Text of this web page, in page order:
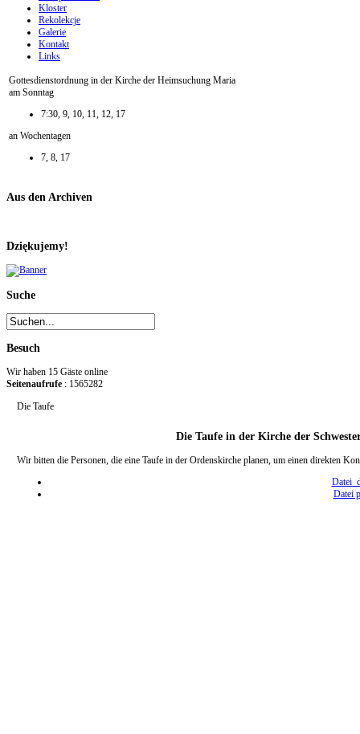
Kloster
Rekolekcje
Galerie
Kontakt
Links
Gottesdienstordnung in der Kirche der Heimsuchung Maria
am Sonntag
7:30, 9, 10, 11, 12, 17
an Wochentagen
7, 8, 17
Aus den Archiven
Dziękujemy!
Suche
Besuch
Wir haben 15 Gäste online
Seitenaufrufe : 1565282
Die Taufe
Die Taufe in der Kirche der
Wir bitten die Personen, die eine Taufe in der Ordenskirche planen, um einen direkten
Datei
Datei